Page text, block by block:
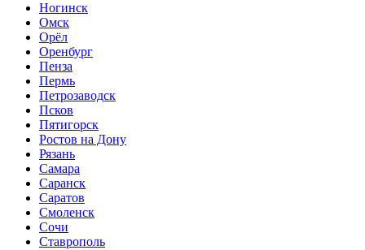
Ногинск
Омск
Орёл
Оренбург
Пенза
Пермь
Петрозаводск
Псков
Пятигорск
Ростов на Дону
Рязань
Самара
Саранск
Саратов
Смоленск
Сочи
Ставрополь